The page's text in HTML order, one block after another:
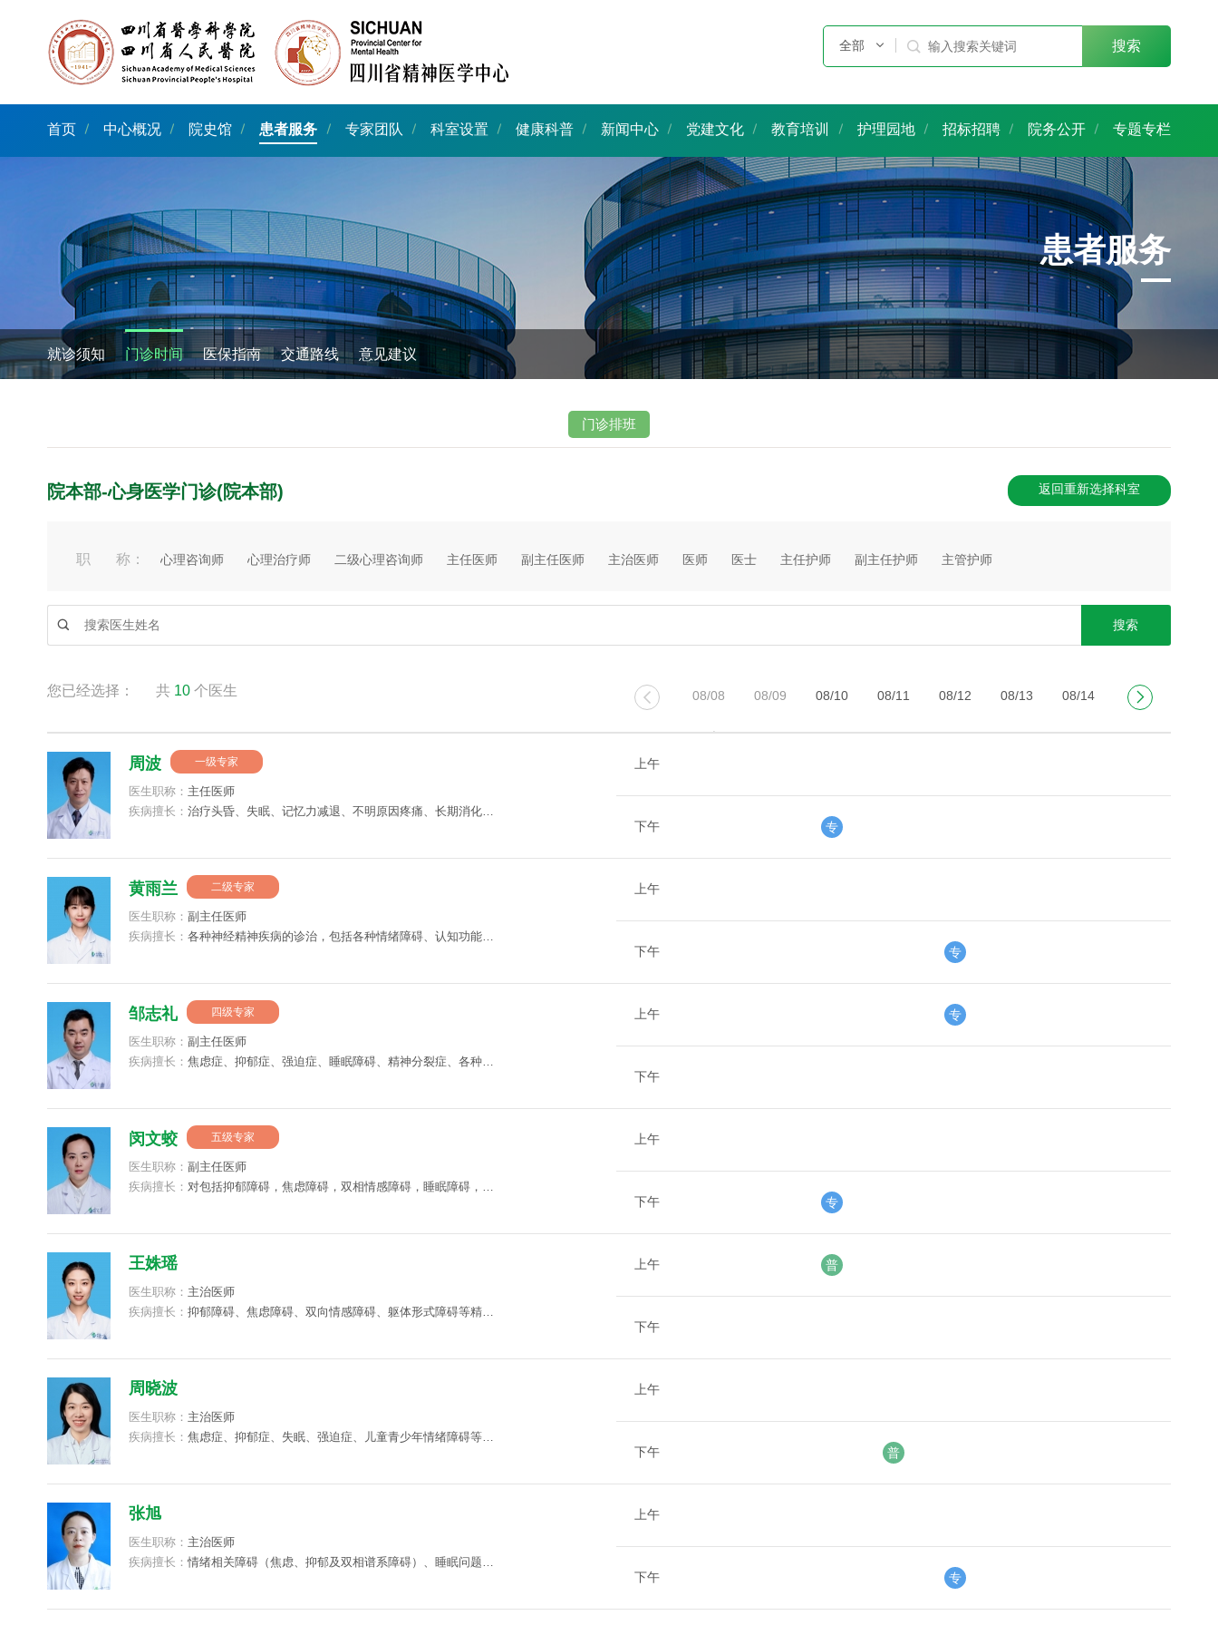
全部  搜索
首页 中心概况 院史馆 患者服务 专家团队 科室设置 健康科普 新闻中心 党建文化 教育培训 护理园地 招标招聘 院务公开 专题专栏
患者服务
就诊须知 门诊时间 医保指南 交通路线 意见建议
门诊排班
院本部-心身医学门诊(院本部) 返回重新选择科室
职 称： 心理咨询师 心理治疗师 二级心理咨询师 主任医师 副主任医师 主治医师 医师 医士 主任护师 副主任护师 主管护师
 搜索
您已经选择： 共 10 个医生  08/08
周六
08/09
周日
08/10
周一
08/11
周二
08/12
周三
08/13
周四
08/14
周五
08/15
周六

周波 一级专家
医生职称： 主任医师
疾病擅长： 治疗头昏、失眠、记忆⼒减退、不明原因疼痛、⻓期消化道
上午
下午
黄雨兰 二级专家
医生职称： 副主任医师
疾病擅长： 各种神经精神疾病的诊治，包括各种情绪障碍、认知功能障
上午
下午
邹志礼 四级专家
医生职称： 副主任医师
疾病擅长： 焦虑症、抑郁症、强迫症、睡眠障碍、精神分裂症、各种慢
上午
下午
闵文蛟 五级专家
医生职称： 副主任医师
疾病擅长： 对包括抑郁障碍，焦虑障碍，双相情感障碍，睡眠障碍，躯
上午
下午
王姝瑶
医生职称： 主治医师
疾病擅长： 抑郁障碍、焦虑障碍、双向情感障碍、躯体形式障碍等精神
上午
下午
周晓波
医生职称： 主治医师
疾病擅长： 焦虑症、抑郁症、失眠、强迫症、儿童青少年情绪障碍等常
上午
下午
张旭
医生职称： 主治医师
疾病擅长： 情绪相关障碍（焦虑、抑郁及双相谱系障碍）、睡眠问题、
上午
下午